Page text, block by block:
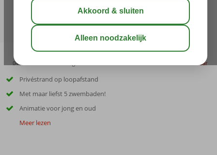
04:45 bewaar
Privéstrand op loopafstand
Met maar liefst 5 zwembaden!
Animatie voor jong en oud
Meer lezen